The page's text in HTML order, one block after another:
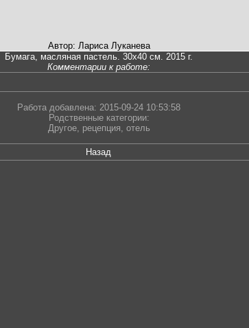
Автор: Лариса Луканева
Бумага, масляная пастель. 30х40 см. 2015 г.
Комментарии к работе:
Работа добавлена: 2015-09-24 10:53:58
Родственные категории:
Другое, рецепция, отель
Назад